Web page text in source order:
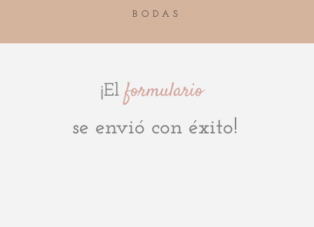
BODAS
¡Elformulario
se envió con éxito!